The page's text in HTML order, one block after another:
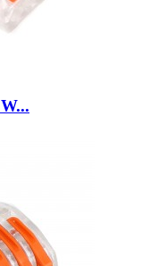
PCT-222T شفاف سریع W...